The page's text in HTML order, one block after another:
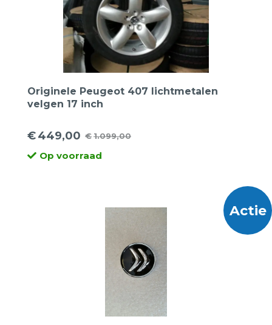
Originele Peugeot 407 lichtmetalen
velgen 17 inch
€1.099,00
Oorspronkelijke
prijs
€449,00
Huidige
prijsOp voorraad
Actie